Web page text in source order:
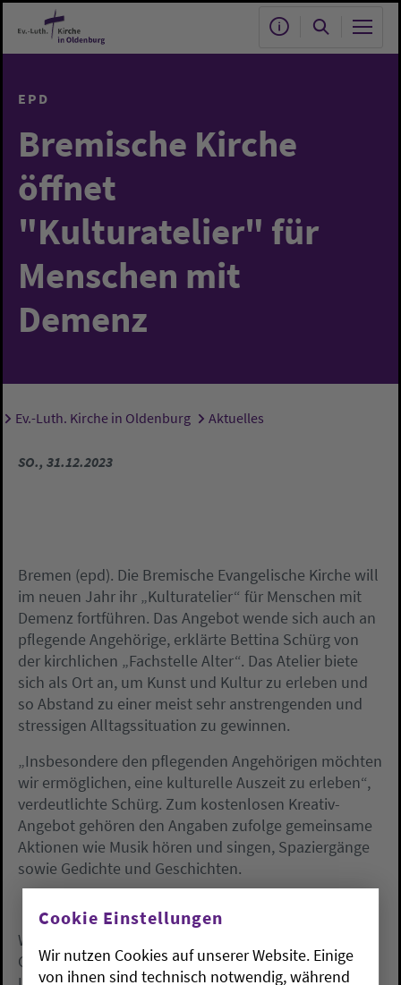
Zum Hauptinhalt springen
EPD
Bremische Kirche
öffnet
"Kulturatelier" für
Menschen mit
Demenz
Sie sind hier:
Ev.-Luth. Kirche in Oldenburg Aktuelles
SO., 31.12.2023
Bremen (epd). Die Bremische Evangelische Kirche will
im neuen Jahr ihr „Kulturatelier“ für Menschen mit
Demenz fortführen. Das Angebot wende sich auch an
pflegende Angehörige, erklärte Bettina Schürg von
der kirchlichen „Fachstelle Alter“. Das Atelier biete
sich als Ort an, um Kunst und Kultur zu erleben und
so Abstand zu einer meist sehr anstrengenden und
stressigen Alltagssituation zu gewinnen.
„Insbesondere den pflegenden Angehörigen möchten
wir ermöglichen, eine kulturelle Auszeit zu erleben“,
verdeutlichte Schürg. Zum kostenlosen Kreativ-
Angebot gehören den Angaben zufolge gemeinsame
Aktionen wie Musik hören und singen, Spaziergänge
sowie Gedichte und Geschichten.
Wöchentliche Treffpunkte gibt es in den
Gemeindezentren Horn (Horner Heerstraße) und
Cookie Einstellungen
Wir nutzen Cookies auf unserer Website. Einige
von ihnen sind technisch notwendig, während